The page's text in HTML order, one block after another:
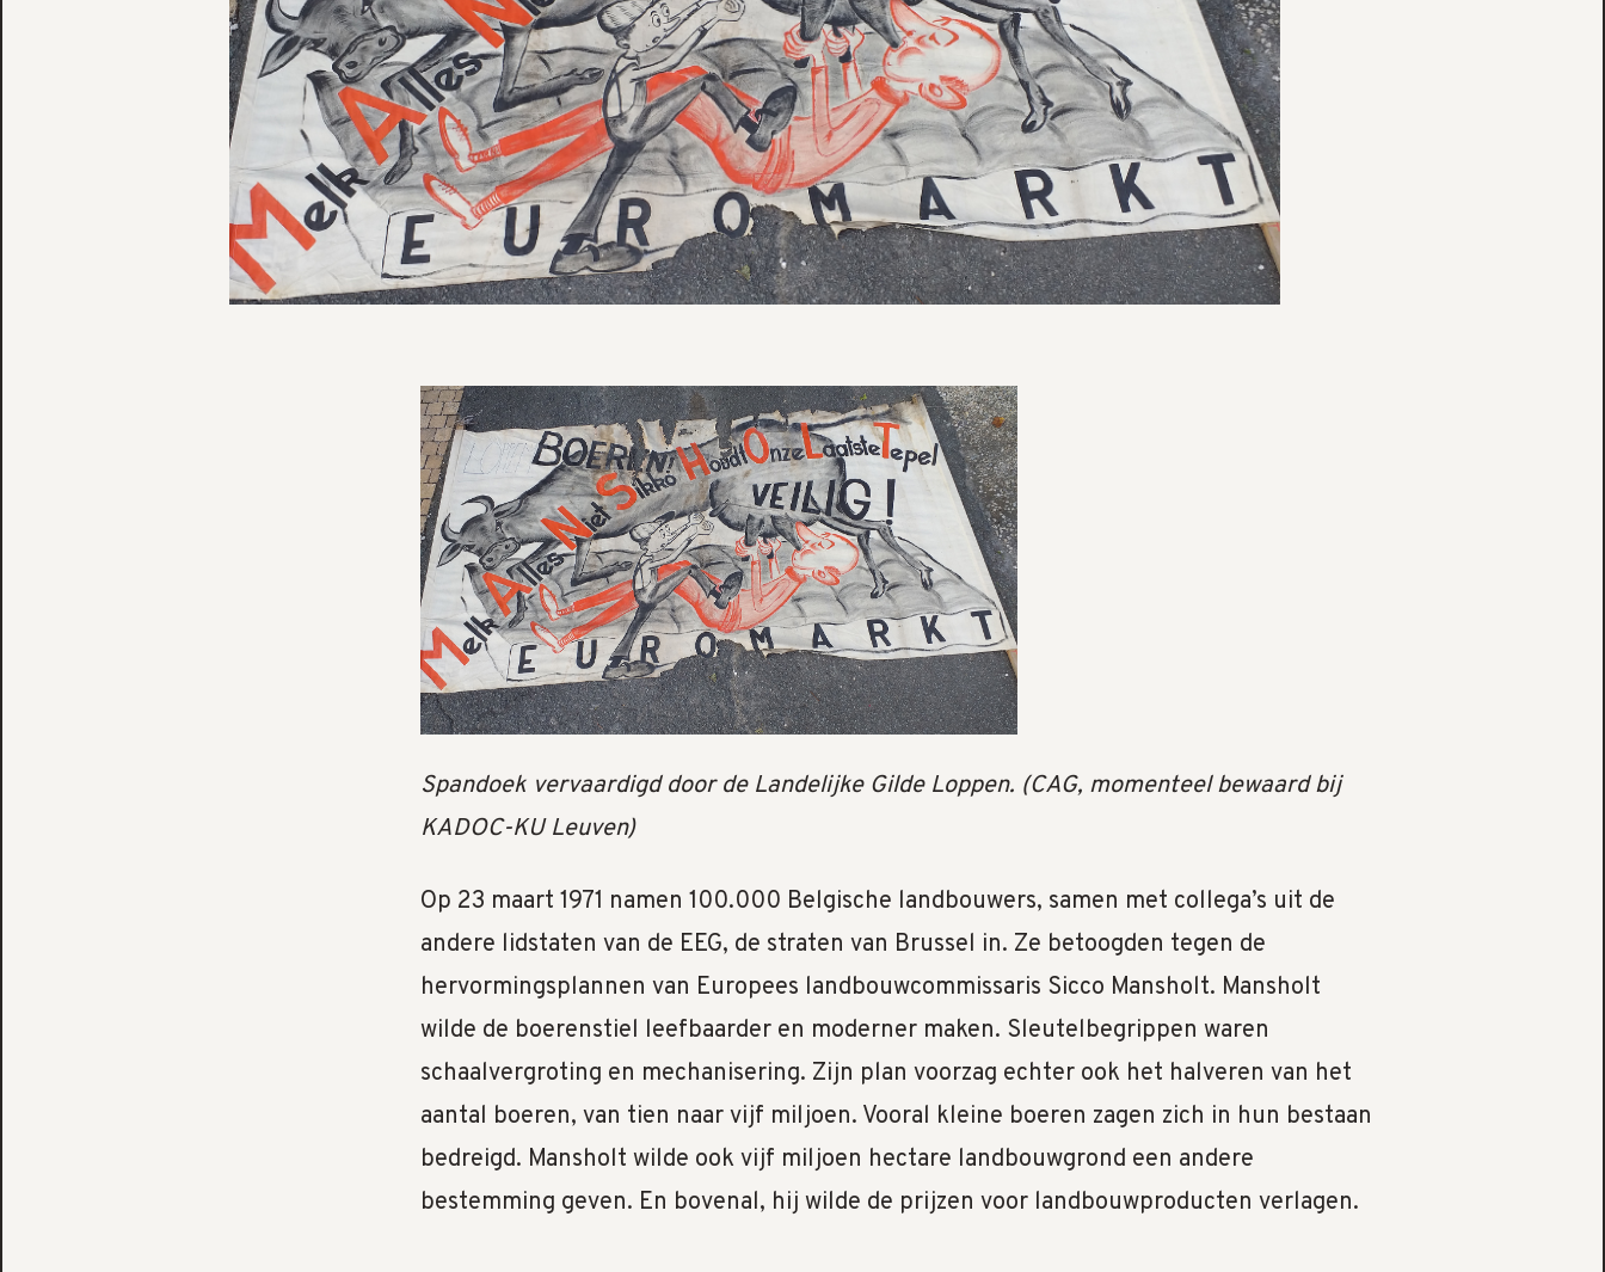
Spandoek vervaardigd door de Landelijke Gilde Loppen. (CAG, momenteel bewaard bij
KADOC-KU Leuven)
Op 23 maart 1971 namen 100.000 Belgische landbouwers, samen met collega’s uit de
andere lidstaten van de EEG, de straten van Brussel in. Ze betoogden tegen de
hervormingsplannen van Europees landbouwcommissaris Sicco Mansholt. Mansholt
wilde de boerenstiel leefbaarder en moderner maken. Sleutelbegrippen waren
schaalvergroting en mechanisering. Zijn plan voorzag echter ook het halveren van het
aantal boeren, van tien naar vijf miljoen. Vooral kleine boeren zagen zich in hun bestaan
bedreigd. Mansholt wilde ook vijf miljoen hectare landbouwgrond een andere
bestemming geven. En bovenal, hij wilde de prijzen voor landbouwproducten verlagen.